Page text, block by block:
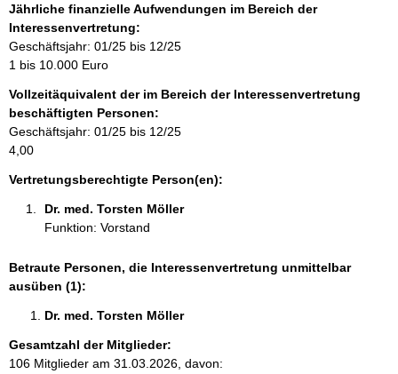
f
o
r
m
t
i
o
n
e
Jährliche finanzielle Aufwendungen im Bereich der
Interessenvertretung:
Geschäftsjahr: 01/25 bis 12/25
1 bis 10.000 Euro
Vollzeitäquivalent der im Bereich der Interessenvertretung
beschäftigten Personen:
Geschäftsjahr: 01/25 bis 12/25
4,00
Vertretungsberechtigte Person(en):
Dr. med. Torsten Möller
Funktion: Vorstand
Betraute Personen, die Interessenvertretung unmittelbar
ausüben (1):
Dr. med. Torsten Möller
Gesamtzahl der Mitglieder:
106 Mitglieder am 31.03.2026, davon: